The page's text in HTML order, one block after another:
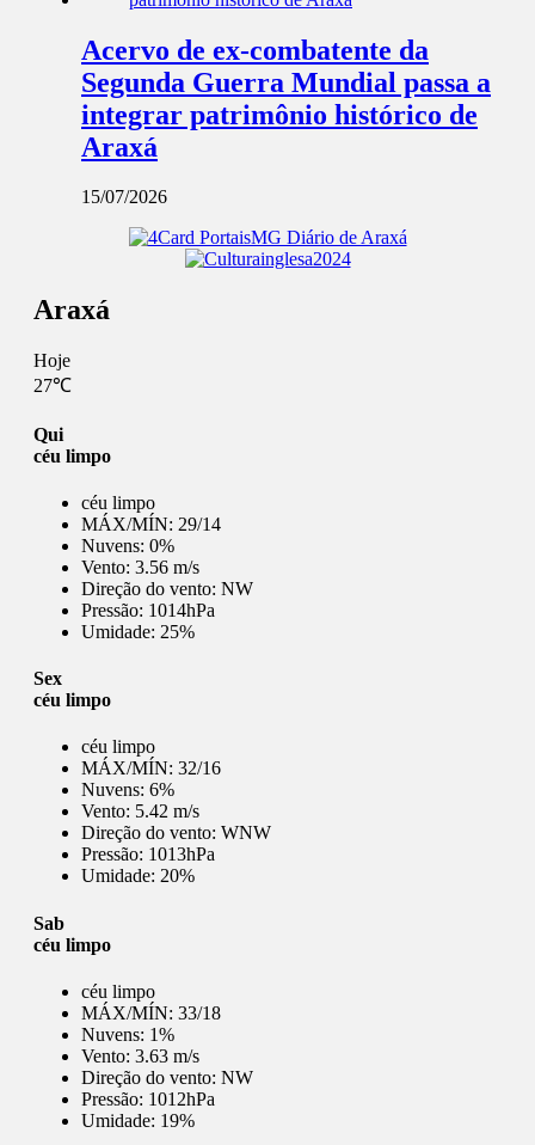
Acervo de ex-combatente da
Segunda Guerra Mundial passa a
integrar patrimônio histórico de
Araxá
15/07/2026
Araxá
Hoje
27℃
Qui
céu limpo
céu limpo
MÁX/MÍN: 29/14
Nuvens: 0%
Vento: 3.56 m/s
Direção do vento: NW
Pressão: 1014hPa
Umidade: 25%
Sex
céu limpo
céu limpo
MÁX/MÍN: 32/16
Nuvens: 6%
Vento: 5.42 m/s
Direção do vento: WNW
Pressão: 1013hPa
Umidade: 20%
Sab
céu limpo
céu limpo
MÁX/MÍN: 33/18
Nuvens: 1%
Vento: 3.63 m/s
Direção do vento: NW
Pressão: 1012hPa
Umidade: 19%